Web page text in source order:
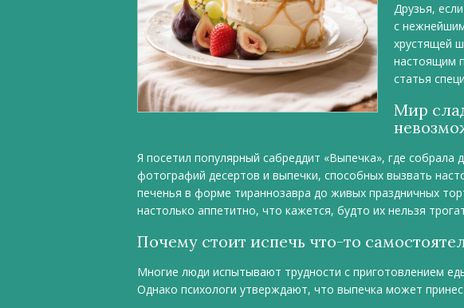
Друзья,
с
хрустящей
настоящим
статья
Мир
Я посетил популярный сабреддит «Выпечка», где
фотографий десертов и выпечки, способных вызвать
печенья в форме тираннозавра до живых праздничных
настолько аппетитно, что кажется, будто их нельзя
Почему стоит испечь что-то
Многие люди испытывают трудности с приготовлением
Однако психологи утверждают, что выпечка может